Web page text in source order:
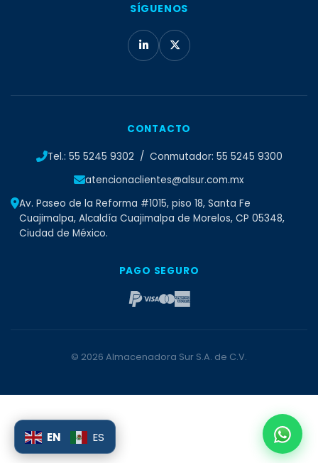
EN ES
SÍGUENOS
CONTACTO
Tel.: 55 5245 9302 / Conmutador: 55 5245 9300
atencionaclientes@alsur.com.mx
Av. Paseo de la Reforma #1015, piso 18, Santa Fe
Cuajimalpa, Alcaldía Cuajimalpa de Morelos, CP 05348,
Ciudad de México.
PAGO SEGURO
© 2026 Almacenadora Sur S.A. de C.V.